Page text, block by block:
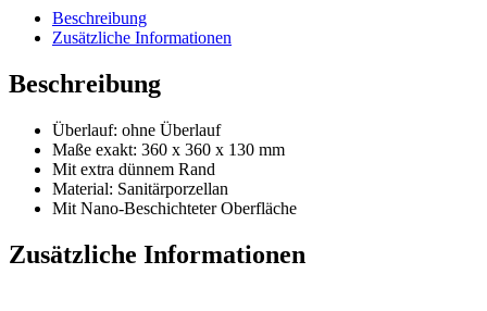
Beschreibung
Zusätzliche Informationen
Beschreibung
Überlauf: ohne Überlauf
Maße exakt: 360 x 360 x 130 mm
Mit extra dünnem Rand
Material: Sanitärporzellan
Mit Nano-Beschichteter Oberfläche
Zusätzliche Informationen